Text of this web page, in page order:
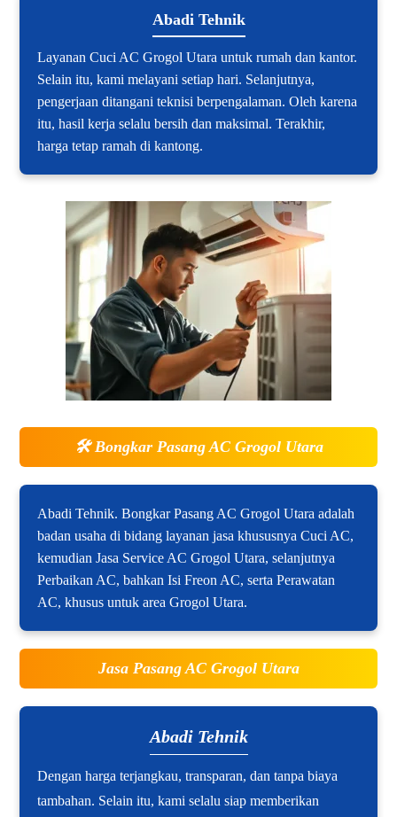
Abadi Tehnik
Layanan Cuci AC Grogol Utara untuk rumah dan kantor.
Selain itu, kami melayani setiap hari. Selanjutnya,
pengerjaan ditangani teknisi berpengalaman. Oleh karena
itu, hasil kerja selalu bersih dan maksimal. Terakhir,
harga tetap ramah di kantong.
🛠️Bongkar Pasang AC Grogol Utara
Abadi Tehnik. Bongkar Pasang AC Grogol Utara adalah
badan usaha di bidang layanan jasa khususnya Cuci AC,
kemudian Jasa Service AC Grogol Utara, selanjutnya
Perbaikan AC, bahkan Isi Freon AC, serta Perawatan
AC, khusus untuk area Grogol Utara.
Jasa Pasang AC Grogol Utara
Abadi Tehnik
Dengan harga terjangkau, transparan, dan tanpa biaya
tambahan. Selain itu, kami selalu siap memberikan